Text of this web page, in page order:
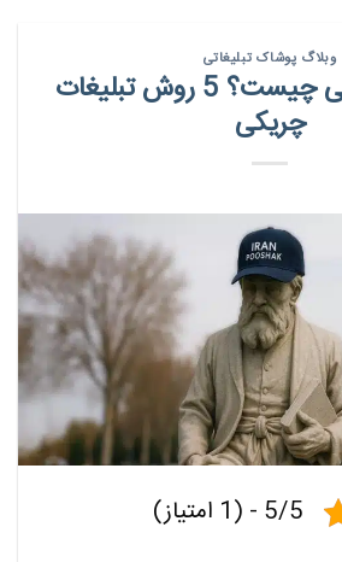
وبلاگ پوشاک تبلیغاتی
بازاریابی چریکی چیست؟ 5 روش تبلیغات
چریکی
5/5 - (1 امتیاز)